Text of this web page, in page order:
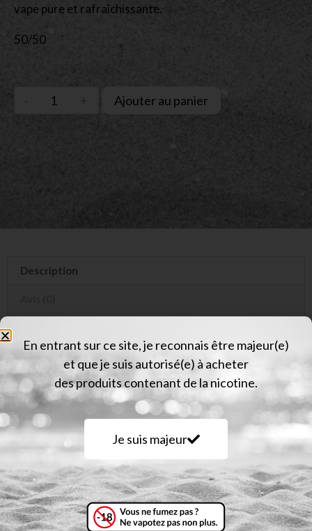
vape pure et rafraîchissante.
50/50
Ajouter au panier
Description
Description
E-liquide Raisin Très Frais Day2Day : Savourez
l’intensité du raisin frais dans chaque bouffée. Une
vape pure et rafraîchissante.
50/50
En entrant sur ce site, je reconnais être majeur(e)
et que je suis autorisé(e) à acheter
des produits contenant de la nicotine.
Je suis majeur